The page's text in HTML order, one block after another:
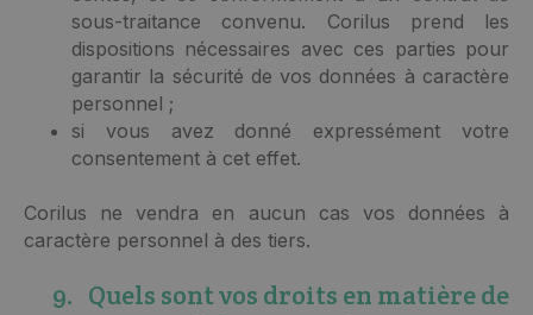
sous-traitance convenu. Corilus prend les
dispositions nécessaires avec ces parties pour
garantir la sécurité de vos données à caractère
personnel ;
si vous avez donné expressément votre
consentement à cet effet.
Corilus ne vendra en aucun cas vos données à
caractère personnel à des tiers.
9. Quels sont vos droits en matière de